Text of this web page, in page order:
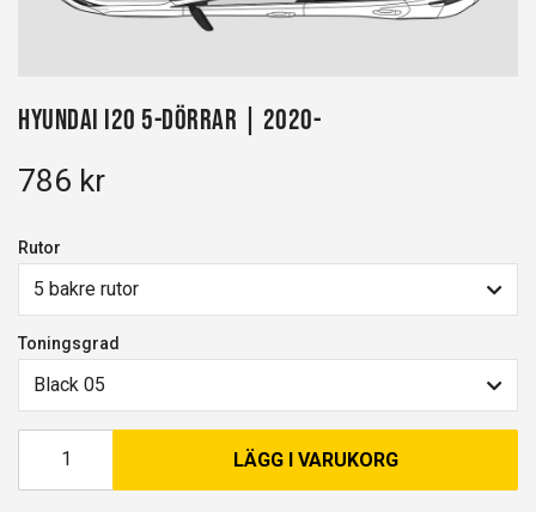
Hyundai i20 5-dörrar | 2020-
786 kr
Rutor
5 bakre rutor
Toningsgrad
Black 05
LÄGG I VARUKORG